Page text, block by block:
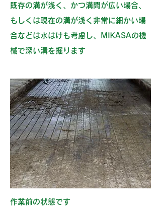
既存の溝が浅く、かつ溝間が広い場合、
もしくは現在の溝が浅く非常に細かい場
合などは水はけも考慮し、MIKASAの機
械で深い溝を掘ります
作業前の状態です